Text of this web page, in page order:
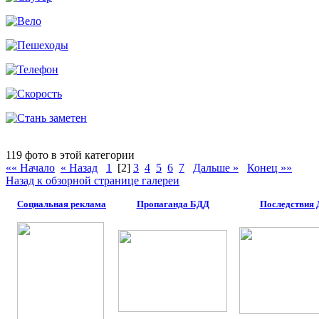
119 фото в этой категории
«« Начало « Назад 1 [2] 3 4 5 6 7 Дальше »
Конец »»
Назад к обзорной странице галереи
Социальная реклама Пропаганда БДД